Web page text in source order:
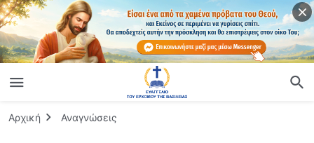
Αρχική Αναγνώσεις